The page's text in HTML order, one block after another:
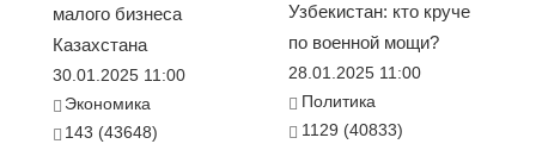
малого бизнеса
Казахстана
30.01.2025 11:00
Экономика
143 (43648)
Узбекистан: кто круче
по военной мощи?
28.01.2025 11:00
Политика
1129 (40833)